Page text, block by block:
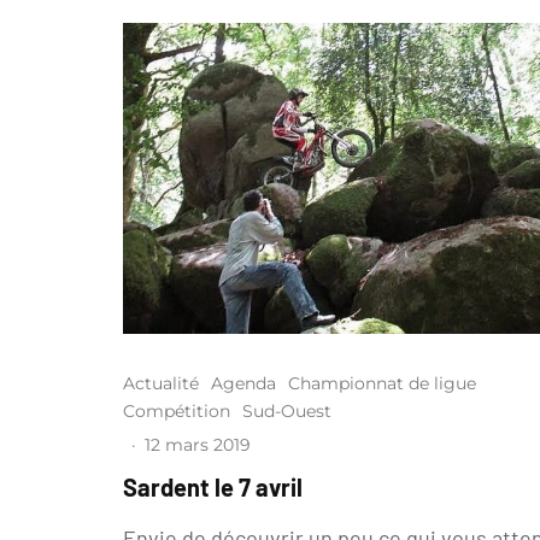
Actualité Agenda
Championnat de ligue
Compétition
Sud-Ouest
· 12 mars 2019
Sardent le 7 avril